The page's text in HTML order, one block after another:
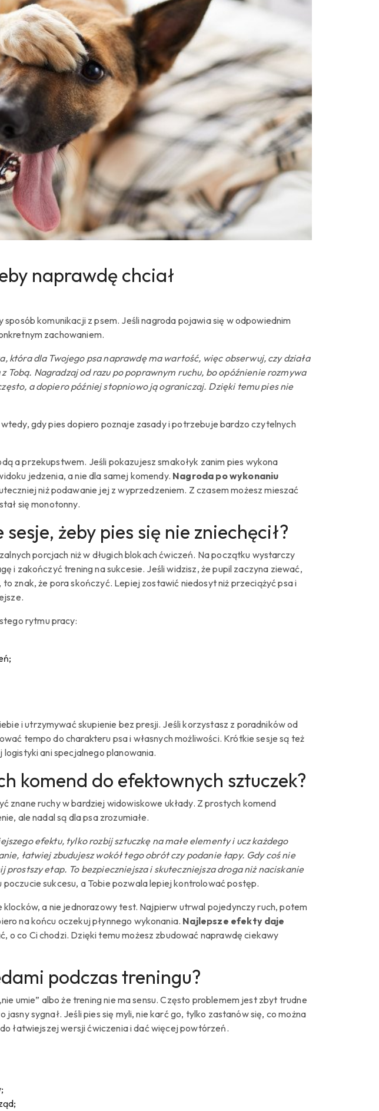
naprawdę chciał
sposób komunikacji z psem. Jeśli nagroda pojawia się w odpowiednim
zachowaniem.
która dla Twojego psa naprawdę ma wartość, więc obserwuj, czy działa
Tobą. Nagradzaj od razu po poprawnym ruchu, bo opóźnienie rozmywa
a dopiero później stopniowo ją ograniczaj. Dzięki temu pies nie
gdy pies dopiero poznaje zasady i potrzebuje bardzo czytelnych
a przekupstwem. Jeśli pokazujesz smakołyk zanim pies wykona
jedzenia, a nie dla samej komendy. Nagroda po wykonaniu
niż podawanie jej z wyprzedzeniem. Z czasem możesz mieszać
się monotonny.
żeby pies się nie zniechęcił?
porcjach niż w długich blokach ćwiczeń. Na początku wystarczy
i zakończyć trening na sukcesie. Jeśli widzisz, że pupil zaczyna ziewać,
znak, że pora skończyć. Lepiej zostawić niedosyt niż przeciążyć psa i
rytmu pracy:
i utrzymywać skupienie bez presji. Jeśli korzystasz z poradników od
tempo do charakteru psa i własnych możliwości. Krótkie sesje są też
ani specjalnego planowania.
komend do efektownych sztuczek?
znane ruchy w bardziej widowiskowe układy. Z prostych komend
ale nadal są dla psa zrozumiałe.
efektu, tylko rozbij sztuczkę na małe elementy i ucz każdego
łatwiej zbudujesz wokół tego obrót czy podanie łapy. Gdy coś nie
prostszy etap. To bezpieczniejsza i skuteczniejsza droga niż naciskanie
sukcesu, a Tobie pozwala lepiej kontrolować postęp.
a nie jednorazowy test. Najpierw utrwal pojedynczy ruch, potem
na końcu oczekuj płynnego wykonania. Najlepsze efekty daje
o co Ci chodzi. Dzięki temu możesz zbudować naprawdę ciekawy
podczas treningu?
umie” albo że trening nie ma sensu. Często problemem jest zbyt trudne
sygnał. Jeśli pies się myli, nie karć go, tylko zastanów się, co można
łatwiejszej wersji ćwiczenia i dać więcej powtórzeń.